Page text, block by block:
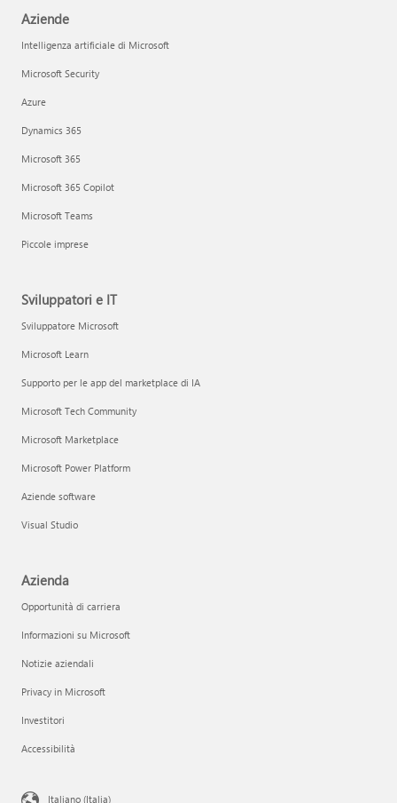
Aziende
Intelligenza artificiale di Microsoft
Microsoft Security
Azure
Dynamics 365
Microsoft 365
Microsoft 365 Copilot
Microsoft Teams
Piccole imprese
Sviluppatori e IT
Sviluppatore Microsoft
Microsoft Learn
Supporto per le app del marketplace di IA
Microsoft Tech Community
Microsoft Marketplace
Microsoft Power Platform
Aziende software
Visual Studio
Azienda
Opportunità di carriera
Informazioni su Microsoft
Notizie aziendali
Privacy in Microsoft
Investitori
Accessibilità
Italiano (Italia)